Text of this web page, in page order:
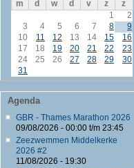
m d w d v z
z
1
2
3
4 5 6 7 8
9
10
11 12 13 14 15
16
17
18 19 20 21 22
23
24
25 26 27 28 29
30
31
Agenda
GBR - Thames Marathon 2026
09/08/2026 - 00:00t/m 23:45
Zeezwemmen Middelkerke
2026 #2
11/08/2026 - 19:30